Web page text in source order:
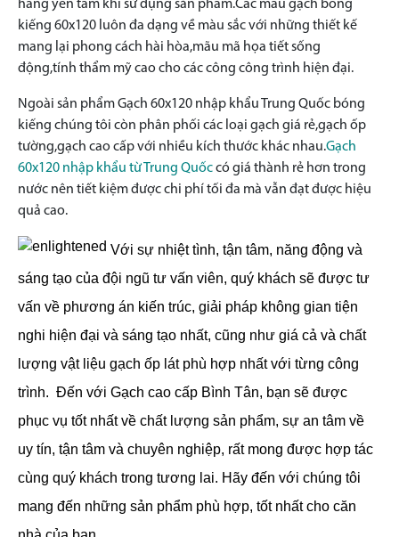
hàng yên tâm khi sử dụng sản phẩm.Các mẫu gạch bóng
kiếng 60x120 luôn đa dạng về màu sắc với những thiết kế
mang lại phong cách hài hòa,mãu mã họa tiết sống
động,tính thẩm mỹ cao cho các công công trình hiện đại.
Ngoài sản phẩm Gạch 60x120 nhập khẩu Trung Quốc bóng
kiếng chúng tôi còn phân phối các loại gạch giá rẻ,gạch ốp
tường,gạch cao cấp với nhiều kích thước khác nhau.Gạch
60x120 nhập khẩu từ Trung Quốccó giá thành rẻ hơn trong
nước nên tiết kiệm được chi phí tối đa mà vẫn đạt được hiệu
quả cao.
Với sự nhiệt tình, tận tâm, năng động và
sáng tạo của đội ngũ tư vấn viên, quý khách sẽ được tư
vấn về phương án kiến trúc, giải pháp không gian tiện
nghi hiện đại và sáng tạo nhất, cũng như giá cả và chất
lượng vật liệu gạch ốp lát phù hợp nhất với từng công
trình. Đến với Gạch cao cấp Bình Tân, bạn sẽ được
phục vụ tốt nhất về chất lượng sản phẩm, sự an tâm về
uy tín, tận tâm và chuyên nghiệp, rất mong được hợp tác
cùng quý khách trong tương lai. Hãy đến với chúng tôi
mang đến những sản phẩm phù hợp, tốt nhất cho căn